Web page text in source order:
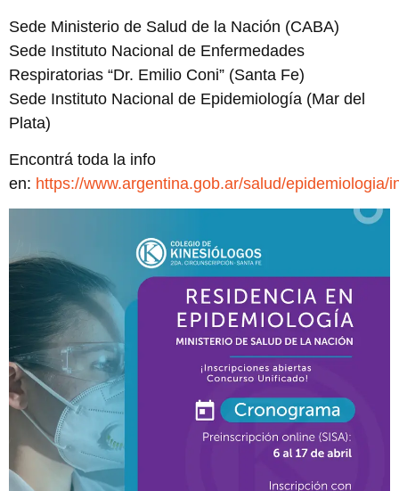
Sede Ministerio de Salud de la Nación (CABA)
Sede Instituto Nacional de Enfermedades
Respiratorias “Dr. Emilio Coni” (Santa Fe)
Sede Instituto Nacional de Epidemiología (Mar del
Plata)
Encontrá toda la info
en: https://www.argentina.gob.ar/salud/epidemiologia/